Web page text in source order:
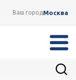
Ваш городМосква